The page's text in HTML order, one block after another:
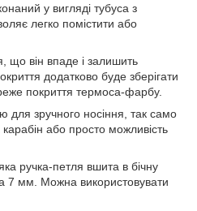
у вигляді тубуса з
легко помістити або
що він впаде і залишить
додатково буде зберігати
покриття термоса-фарбу.
для зручного носіння, так само
або просто можливість
ручка-петля вшита в бічну
7 мм. Можна використовувати